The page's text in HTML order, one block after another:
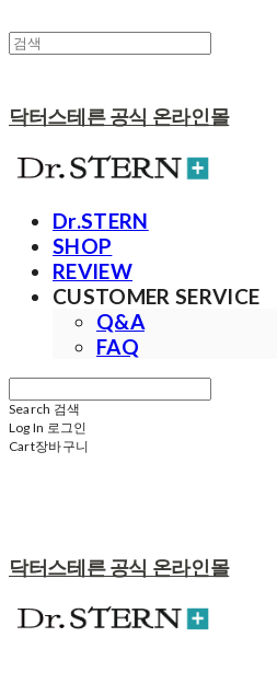
닥터스테른 공식 온라인몰
Dr.STERN
SHOP
REVIEW
CUSTOMER SERVICE
Q&A
FAQ
Search 검색
Log In 로그인
Cart장바구니
닥터스테른 공식 온라인몰